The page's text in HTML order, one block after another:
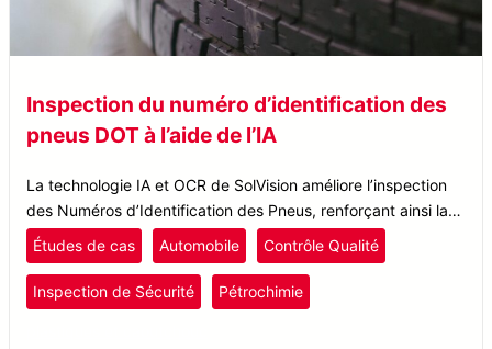
Inspection du numéro d’identification des
pneus DOT à l’aide de l’IA
La technologie IA et OCR de SolVision améliore l’inspection
des Numéros d’Identification des Pneus, renforçant ainsi la
précision, l’efficacité et le contrôle qualité dans la production
de pneus.
Études de cas Automobile Contrôle Qualité
Inspection de Sécurité Pétrochimie